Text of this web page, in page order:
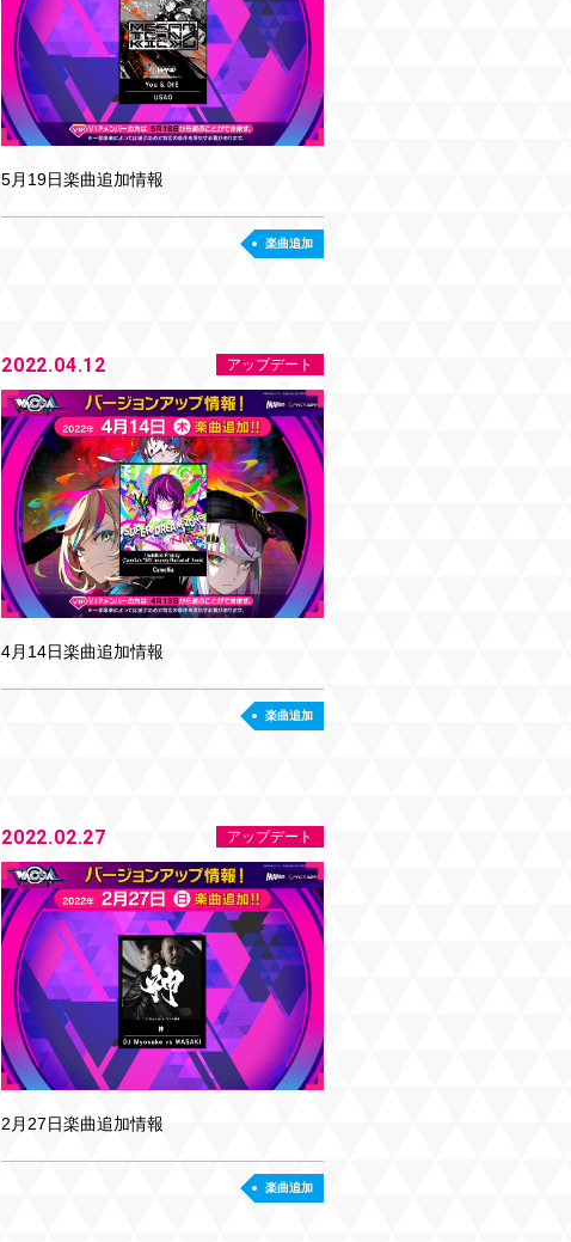
5月19日楽曲追加情報
楽曲追加
2022.04.12 アップデート
4月14日楽曲追加情報
楽曲追加
2022.02.27 アップデート
2月27日楽曲追加情報
楽曲追加